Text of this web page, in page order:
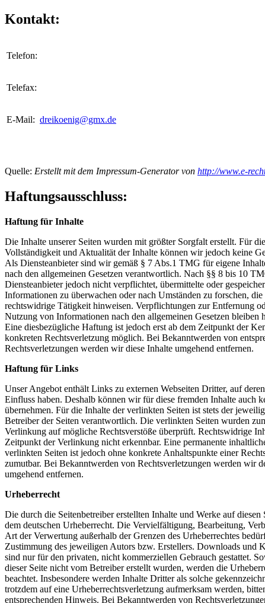
Kontakt:
Telefon:
Telefax:
E-Mail: dreikoenig@gmx.de
Quelle: Erstellt mit dem Impressum-Generator von http://www.e-
Haftungsausschluss:
Haftung für Inhalte
Die Inhalte unserer Seiten wurden mit größter Sorgfalt erstellt. Für
Vollständigkeit und Aktualität der Inhalte können wir jedoch keine
Als Diensteanbieter sind wir gemäß § 7 Abs.1 TMG für eigene
nach den allgemeinen Gesetzen verantwortlich. Nach §§ 8 bis 10
Diensteanbieter jedoch nicht verpflichtet, übermittelte oder
Informationen zu überwachen oder nach Umständen zu forschen, die
rechtswidrige Tätigkeit hinweisen. Verpflichtungen zur Entfernung
Nutzung von Informationen nach den allgemeinen Gesetzen bleiben
Eine diesbezügliche Haftung ist jedoch erst ab dem Zeitpunkt der
konkreten Rechtsverletzung möglich. Bei Bekanntwerden von
Rechtsverletzungen werden wir diese Inhalte umgehend entfernen.
Haftung für Links
Unser Angebot enthält Links zu externen Webseiten Dritter, auf
Einfluss haben. Deshalb können wir für diese fremden Inhalte auch
übernehmen. Für die Inhalte der verlinkten Seiten ist stets der
Betreiber der Seiten verantwortlich. Die verlinkten Seiten wurden
Verlinkung auf mögliche Rechtsverstöße überprüft. Rechtswidrige
Zeitpunkt der Verlinkung nicht erkennbar. Eine permanente
verlinkten Seiten ist jedoch ohne konkrete Anhaltspunkte einer
zumutbar. Bei Bekanntwerden von Rechtsverletzungen werden wir
umgehend entfernen.
Urheberrecht
Die durch die Seitenbetreiber erstellten Inhalte und Werke auf diesen
dem deutschen Urheberrecht. Die Vervielfältigung, Bearbeitung,
Art der Verwertung außerhalb der Grenzen des Urheberrechtes
Zustimmung des jeweiligen Autors bzw. Erstellers. Downloads und
sind nur für den privaten, nicht kommerziellen Gebrauch gestattet.
dieser Seite nicht vom Betreiber erstellt wurden, werden die
beachtet. Insbesondere werden Inhalte Dritter als solche
trotzdem auf eine Urheberrechtsverletzung aufmerksam werden,
entsprechenden Hinweis. Bei Bekanntwerden von